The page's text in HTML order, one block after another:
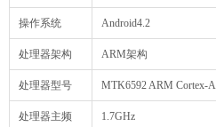
操作系统 Android4.2
处理器架构 ARM架构
处理器型号 MTK6592 ARM Cortex-
处理器主频 1.7GHz